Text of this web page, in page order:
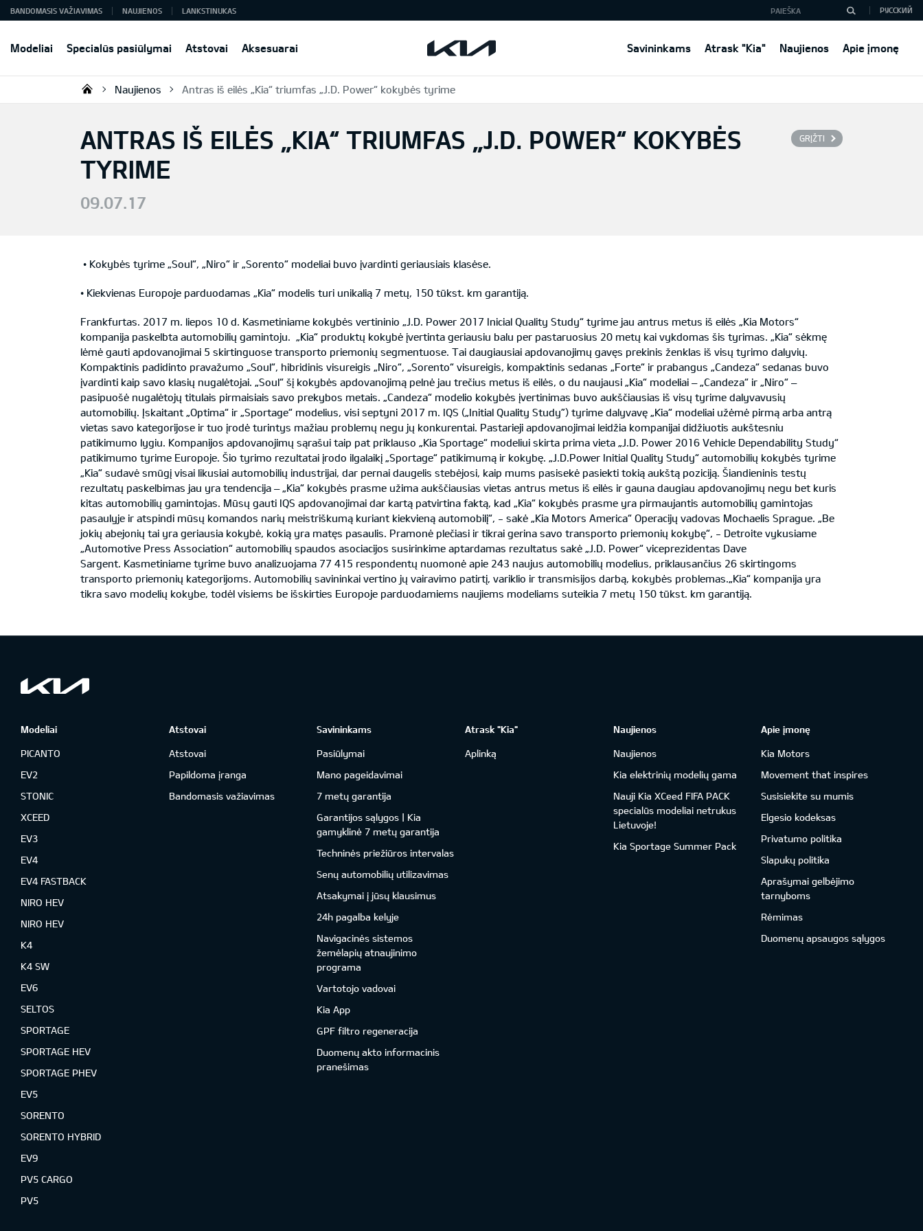
Modeliai Specialūs pasiūlymai Atstovai Aksesuarai Savininkams Atrask "Kia" Naujienos Apie įmonę
BANDOMASIS VAŽIAVIMAS NAUJIENOS LANKSTINUKAS РУССКИЙ
KIA AUTO AS
Naujienos Antras iš eilės „Kia“ triumfas „J.D. Power“ kokybės tyrime
GRĮŽTI
ANTRAS IŠ EILĖS „KIA“ TRIUMFAS „J.D. POWER“ KOKYBĖS
TYRIME
09.07.17
• Kokybės tyrime „Soul“, „Niro“ ir „Sorento“ modeliai buvo įvardinti geriausiais klasėse.
• Kiekvienas Europoje parduodamas „Kia“ modelis turi unikalią 7 metų, 150 tūkst. km garantiją.
Frankfurtas. 2017 m. liepos 10 d. Kasmetiniame kokybės vertininio „J.D. Power 2017 Inicial Quality Study“ tyrime jau antrus metus iš eilės „Kia Motors“
kompanija paskelbta automobilių gamintoju. „Kia“ produktų kokybė įvertinta geriausiu balu per pastaruosius 20 metų kai vykdomas šis tyrimas. „Kia“ sėkmę
lėmė gauti apdovanojimai 5 skirtinguose transporto priemonių segmentuose. Tai daugiausiai apdovanojimų gavęs prekinis ženklas iš visų tyrimo dalyvių.
Kompaktinis padidinto pravažumo „Soul“, hibridinis visureigis „Niro“, „Sorento“ visureigis, kompaktinis sedanas „Forte“ ir prabangus „Candeza“ sedanas buvo
įvardinti kaip savo klasių nugalėtojai. „Soul“ šį kokybės apdovanojimą pelnė jau trečius metus iš eilės, o du naujausi „Kia“ modeliai – „Candeza“ ir „Niro“ –
pasipuošė nugalėtojų titulais pirmaisiais savo prekybos metais. „Candeza“ modelio kokybės įvertinimas buvo aukščiausias iš visų tyrime dalyvavusių
automobilių. Įskaitant „Optima“ ir „Sportage“ modelius, visi septyni 2017 m. IQS („Initial Quality Study”) tyrime dalyvavę „Kia“ modeliai užėmė pirmą arba antrą
vietas savo kategorijose ir tuo įrodė turintys mažiau problemų negu jų konkurentai. Pastarieji apdovanojimai leidžia kompanijai didžiuotis aukštesniu
patikimumo lygiu. Kompanijos apdovanojimų sąrašui taip pat priklauso „Kia Sportage“ modeliui skirta prima vieta „J.D. Power 2016 Vehicle Dependability Study“
patikimumo tyrime Europoje. Šio tyrimo rezultatai įrodo ilgalaikį „Sportage“ patikimumą ir kokybę. „J.D.Power Initial Quality Study“ automobilių kokybės tyrime
„Kia“ sudavė smūgį visai likusiai automobilių industrijai, dar pernai daugelis stebėjosi, kaip mums pasisekė pasiekti tokią aukštą poziciją. Šiandieninis testų
rezultatų paskelbimas jau yra tendencija – „Kia“ kokybės prasme užima aukščiausias vietas antrus metus iš eilės ir gauna daugiau apdovanojimų negu bet kuris
kitas automobilių gamintojas. Mūsų gauti IQS apdovanojimai dar kartą patvirtina faktą, kad „Kia“ kokybės prasme yra pirmaujantis automobilių gamintojas
pasaulyje ir atspindi mūsų komandos narių meistriškumą kuriant kiekvieną automobilį“, - sakė „Kia Motors America“ Operacijų vadovas Mochaelis Sprague. „Be
jokių abejonių tai yra geriausia kokybė, kokią yra matęs pasaulis. Pramonė plečiasi ir tikrai gerina savo transporto priemonių kokybę“, - Detroite vykusiame
„Automotive Press Association“ automobilių spaudos asociacijos susirinkime aptardamas rezultatus sakė „J.D. Power“ viceprezidentas Dave
Sargent. Kasmetiniame tyrime buvo analizuojama 77 415 respondentų nuomonė apie 243 naujus automobilių modelius, priklausančius 26 skirtingoms
transporto priemonių kategorijoms. Automobilių savininkai vertino jų vairavimo patirtį, variklio ir transmisijos darbą, kokybės problemas.„Kia“ kompanija yra
tikra savo modelių kokybe, todėl visiems be išskirties Europoje parduodamiems naujiems modeliams suteikia 7 metų 150 tūkst. km garantiją.
Modeliai
PICANTO
EV2
STONIC
XCEED
EV3
EV4
EV4 FASTBACK
NIRO HEV
NIRO HEV
K4
K4 SW
EV6
SELTOS
SPORTAGE
SPORTAGE HEV
SPORTAGE PHEV
EV5
SORENTO
SORENTO HYBRID
EV9
PV5 CARGO
PV5
Atstovai
Atstovai
Papildoma įranga
Bandomasis važiavimas
Savininkams
Pasiūlymai
Mano pageidavimai
7 metų garantija
Garantijos sąlygos | Kia
gamyklinė 7 metų garantija
Techninės priežiūros intervalas
Senų automobilių utilizavimas
Atsakymai į jūsų klausimus
24h pagalba kelyje
Navigacinės sistemos
žemėlapių atnaujinimo
programa
Vartotojo vadovai
Kia App
GPF filtro regeneracija
Duomenų akto informacinis
pranešimas
Atrask "Kia"
Aplinką
Naujienos
Naujienos
Kia elektrinių modelių gama
Nauji Kia XCeed FIFA PACK
specialūs modeliai netrukus
Lietuvoje!
Kia Sportage Summer Pack
Apie įmonę
Kia Motors
Movement that inspires
Susisiekite su mumis
Elgesio kodeksas
Privatumo politika
Slapukų politika
Aprašymai gelbėjimo
tarnyboms
Rėmimas
Duomenų apsaugos sąlygos